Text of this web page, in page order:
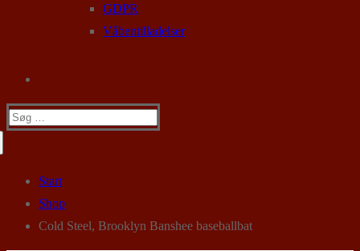
GDPR
Våbentilladelser
Søg
Start
Shop
Cold Steel, Brooklyn Banshee baseballbat